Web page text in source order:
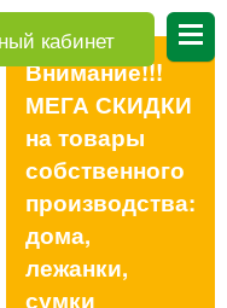
кабинет
Внимание!!!
МЕГА СКИДКИ
на товары
собственного
производства:
дома,
лежанки,
сумки